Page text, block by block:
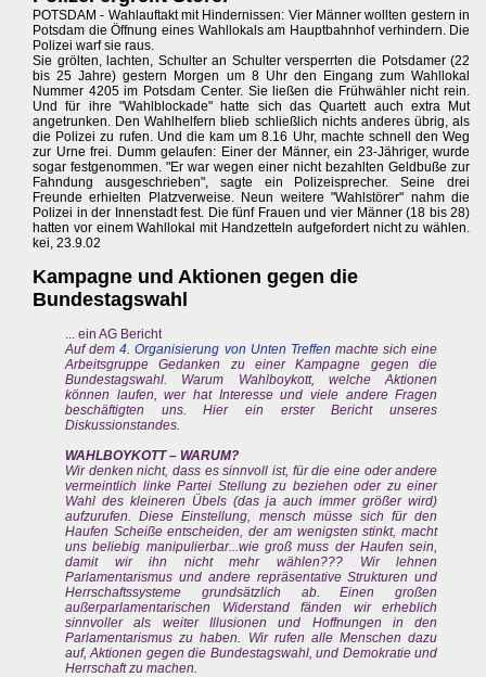
POTSDAM - Wahlauftakt mit Hindernissen: Vier Männer wollten gestern in
Potsdam die Öffnung eines Wahllokals am Hauptbahnhof verhindern. Die
Polizei warf sie raus.
Sie grölten, lachten, Schulter an Schulter versperrten die Potsdamer (22
bis 25 Jahre) gestern Morgen um 8 Uhr den Eingang zum Wahllokal
Nummer 4205 im Potsdam Center. Sie ließen die Frühwähler nicht rein.
Und für ihre "Wahlblockade" hatte sich das Quartett auch extra Mut
angetrunken. Den Wahlhelfern blieb schließlich nichts anderes übrig, als
die Polizei zu rufen. Und die kam um 8.16 Uhr, machte schnell den Weg
zur Urne frei. Dumm gelaufen: Einer der Männer, ein 23-Jähriger, wurde
sogar festgenommen. "Er war wegen einer nicht bezahlten Geldbuße zur
Fahndung ausgeschrieben", sagte ein Polizeisprecher. Seine drei
Freunde erhielten Platzverweise. Neun weitere "Wahlstörer" nahm die
Polizei in der Innenstadt fest. Die fünf Frauen und vier Männer (18 bis 28)
hatten vor einem Wahllokal mit Handzetteln aufgefordert nicht zu wählen.
kei, 23.9.02
Kampagne und Aktionen gegen die
Bundestagswahl
... ein AG Bericht
Auf dem4. Organisierung von Unten Treffen machte sich eine
Arbeitsgruppe Gedanken zu einer Kampagne gegen die
Bundestagswahl. Warum Wahlboykott, welche Aktionen
können laufen, wer hat Interesse und viele andere Fragen
beschäftigten uns. Hier ein erster Bericht unseres
Diskussionstandes.
WAHLBOYKOTT – WARUM?
Wir denken nicht, dass es sinnvoll ist, für die eine oder andere
vermeintlich linke Partei Stellung zu beziehen oder zu einer
Wahl des kleineren Übels (das ja auch immer größer wird)
aufzurufen. Diese Einstellung, mensch müsse sich für den
Haufen Scheiße entscheiden, der am wenigsten stinkt, macht
uns beliebig manipulierbar...wie groß muss der Haufen sein,
damit wir ihn nicht mehr wählen??? Wir lehnen
Parlamentarismus und andere repräsentative Strukturen und
Herrschaftssysteme grundsätzlich ab. Einen großen
außerparlamentarischen Widerstand fänden wir erheblich
sinnvoller als weiter Illusionen und Hoffnungen in den
Parlamentarismus zu haben. Wir rufen alle Menschen dazu
auf, Aktionen gegen die Bundestagswahl, und Demokratie und
Herrschaft zu machen.